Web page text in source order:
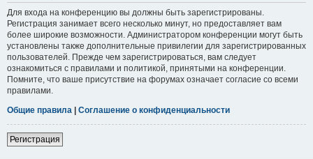
Для входа на конференцию вы должны быть зарегистрированы.
Регистрация занимает всего несколько минут, но предоставляет вам
более широкие возможности. Администратором конференции могут быть
установлены также дополнительные привилегии для зарегистрированных
пользователей. Прежде чем зарегистрироваться, вам следует
ознакомиться с правилами и политикой, принятыми на конференции.
Помните, что ваше присутствие на форумах означает согласие со всеми
правилами.
Общие правила | Соглашение о конфиденциальности
Регистрация